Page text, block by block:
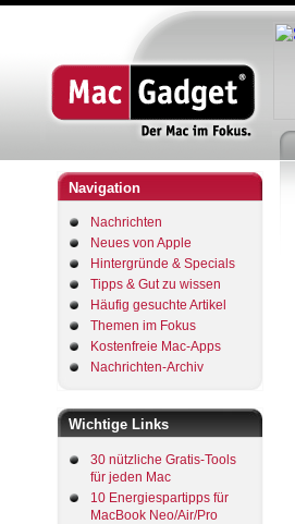
Navigation
Nachrichten
Neues von Apple
Hintergründe & Specials
Tipps & Gut zu wissen
Häufig gesuchte Artikel
Themen im Fokus
Kostenfreie Mac-Apps
Nachrichten-Archiv
Wichtige Links
30 nützliche Gratis-Tools
für jeden Mac
10 Energiespartipps für
MacBook Neo/Air/Pro